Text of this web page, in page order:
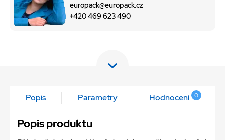
europack@europack.cz
+420 469 623 490
Popis Parametry Hodnocení 0
Popis produktu